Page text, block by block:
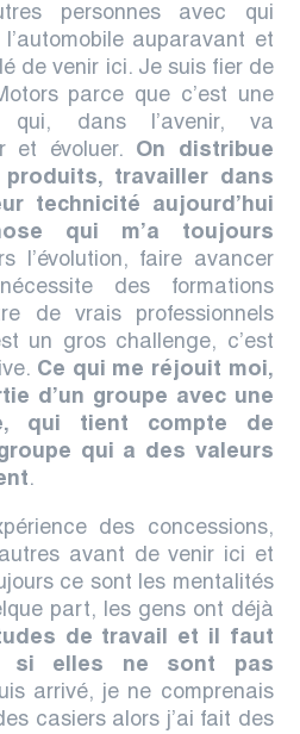
personnes avec qui
auparavant et
de venir ici. Je suis fier de
parce que c’est une
qui, dans l’avenir, va
et évoluer. On distribue
travailler dans
technicité aujourd’hui
qui m’a toujours
l’évolution, faire avancer
des formations
de vrais professionnels
un gros challenge, c’est
Ce qui me réjouit moi,
d’un groupe avec une
qui tient compte de
groupe qui a des valeurs
.
des concessions,
avant de venir ici et
ce sont les mentalités
part, les gens ont déjà
de travail et il faut
si elles ne sont pas
arrivé, je ne comprenais
casiers alors j’ai fait des